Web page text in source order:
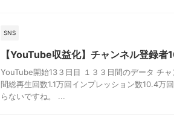
SNS
【YouTube収益化】チャンネル登録
YouTube開始13３日目 １３３日間のデータ チ
間総再生回数1.1万回インプレッション数10.4
らないですね。 ...